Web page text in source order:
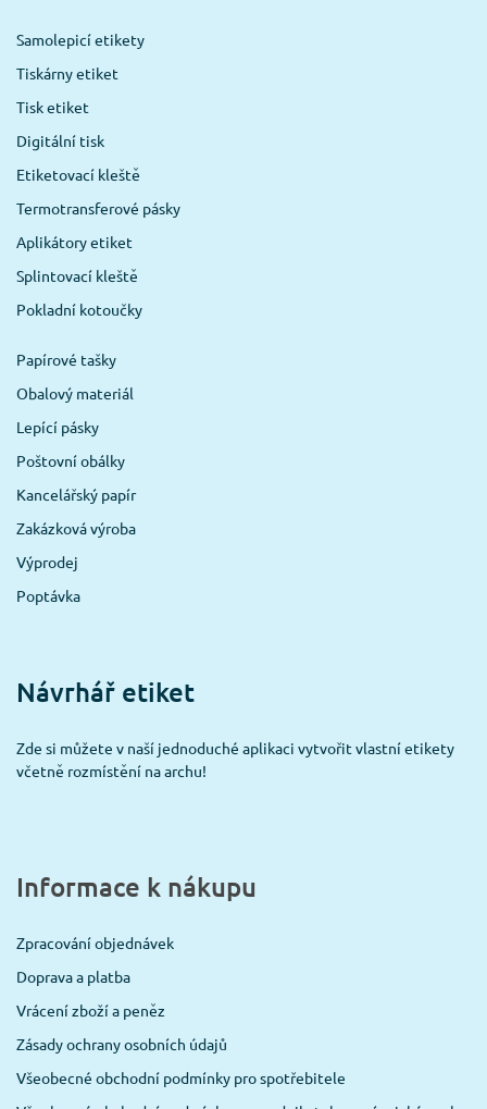
Samolepicí etikety
Tiskárny etiket
Tisk etiket
Digitální tisk
Etiketovací kleště
Termotransferové pásky
Aplikátory etiket
Splintovací kleště
Pokladní kotoučky
Papírové tašky
Obalový materiál
Lepící pásky
Poštovní obálky
Kancelářský papír
Zakázková výroba
Výprodej
Poptávka
Návrhář etiket
Zde si můžete v naší jednoduché aplikaci vytvořit vlastní etikety
včetně rozmístění na archu!
Informace k nákupu
Zpracování objednávek
Doprava a platba
Vrácení zboží a peněz
Zásady ochrany osobních údajů
Všeobecné obchodní podmínky pro spotřebitele